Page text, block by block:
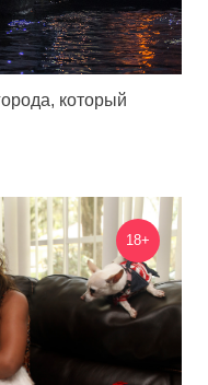
который
18+